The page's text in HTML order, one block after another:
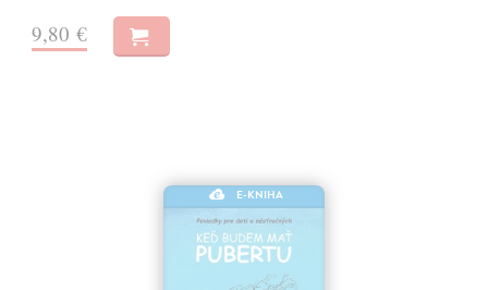
9,80 €
E-KNIHA